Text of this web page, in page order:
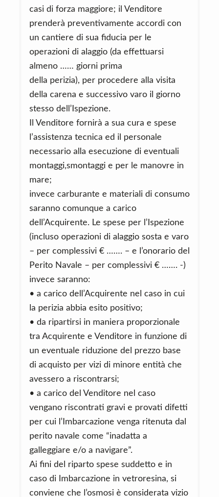
casi di forza maggiore; il Venditore
prenderà preventivamente accordi con
un cantiere di sua fiducia per le
operazioni di alaggio (da effettuarsi
almeno …… giorni prima
della perizia), per procedere alla visita
della carena e successivo varo il giorno
stesso dell’Ispezione.
Il Venditore fornirà a sua cura e spese
l’assistenza tecnica ed il personale
necessario alla esecuzione di eventuali
montaggi,smontaggi e per le manovre in
mare;
invece carburante e materiali di consumo
saranno comunque a carico
dell’Acquirente. Le spese per l’Ispezione
(incluso operazioni di alaggio sosta e varo
– per complessivi € ……. – e l’onorario del
Perito Navale – per complessivi € ……. -)
invece saranno:
• a carico dell’Acquirente nel caso in cui
la perizia abbia esito positivo;
• da ripartirsi in maniera proporzionale
tra Acquirente e Venditore in funzione di
un eventuale riduzione del prezzo base
di acquisto per vizi di minore entità che
avessero a riscontrarsi;
• a carico del Venditore nel caso
vengano riscontrati gravi e provati difetti
per cui l’Imbarcazione venga ritenuta dal
perito navale come “inadatta a
galleggiare e/o a navigare”.
Ai fini del riparto spese suddetto e in
caso di Imbarcazione in vetroresina, si
conviene che l’osmosi è considerata vizio